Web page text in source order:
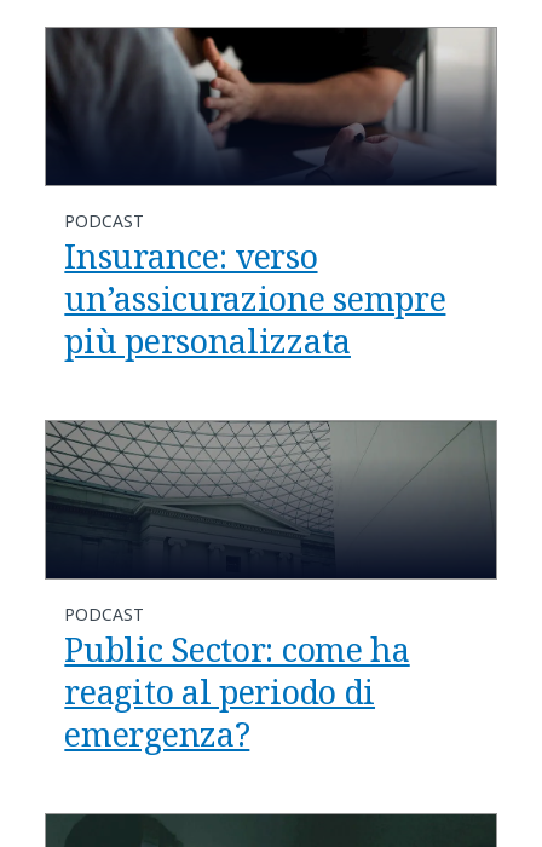
PODCAST
Insurance: verso
un’assicurazione sempre
più personalizzata
PODCAST
Public Sector: come ha
reagito al periodo di
emergenza?